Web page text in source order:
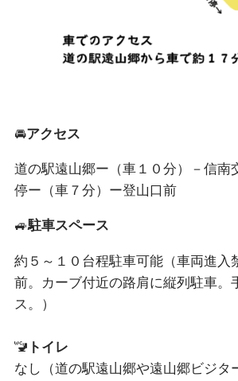
🚘アクセス
道の駅遠山郷ー（車１０分）－信南
停ー（車７分）ー登山口前
🚙駐車スペース
約５～１０台程駐車可能（車両進入
前。カーブ付近の路肩に縦列駐車。
ス。）
🚾 トイレ
なし（道の駅遠山郷や遠山郷ビジタ